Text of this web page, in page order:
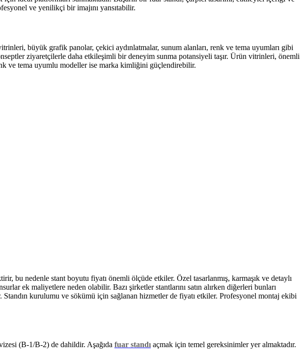
ve yenilikçi bir imajını yansıtabilir.
büyük grafik panolar, çekici aydınlatmalar, sunum alanları, renk ve tema uyumları gibi
ziyaretçilerle daha etkileşimli bir deneyim sunma potansiyeli taşır. Ürün vitrinleri, önemli
ve tema uyumlu modeller ise marka kimliğini güçlendirebilir.
bu nedenle stant boyutu fiyatı önemli ölçüde etkiler. Özel tasarlanmış, karmaşık ve detaylı
ek maliyetlere neden olabilir. Bazı şirketler stantlarını satın alırken diğerleri bunları
kurulumu ve sökümü için sağlanan hizmetler de fiyatı etkiler. Profesyonel montaj ekibi
(B-1/B-2) de dahildir. Aşağıda fuar standı açmak için temel gereksinimler yer almaktadır.